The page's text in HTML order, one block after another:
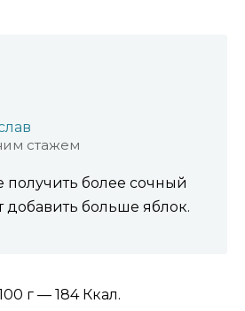
стажем
получить более сочный
добавить больше яблок.
г — 184 Ккал.